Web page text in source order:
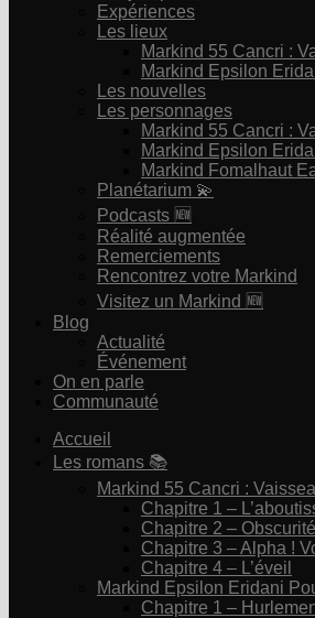
Expériences
Les lieux
Markind 55 Cancri :
Markind Epsilon
Les nouvelles
Les personnages
Markind 55 Cancri :
Markind Epsilon
Markind Fomalhaut
Planétarium 💫
Podcasts 🆕
Réalité augmentée
Remerciements
Rencontrez votre Markind
Visitez un Markind 🆕
Blog
Actualité
Événement
On en parle
Communauté
Accueil
Les romans 📚
Markind 55 Cancri :
Chapitre 1 –
Chapitre 2 – Obscurité
Chapitre 3 – Alpha !
Chapitre 4 – L’éveil
Markind Epsilon Eridani
Chapitre 1 –